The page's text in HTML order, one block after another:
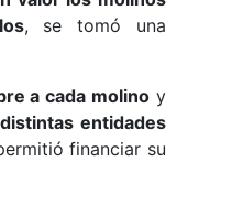
, se tomó una
a cada molino y
entidades
financiar su